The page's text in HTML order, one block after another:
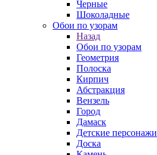
Черные
Шоколадные
Обои по узорам
Назад
Обои по узорам
Геометрия
Полоска
Кирпич
Абстракция
Вензель
Город
Дамаск
Детские персонажи
Доска